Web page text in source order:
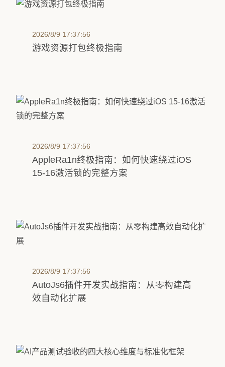
2026/8/9 17:37:56
游戏资源打包终极指南
2026/8/9 17:37:56
AppleRa1n终极指南：如何快速绕过iOS
15-16激活锁的完整方案
2026/8/9 17:37:56
AutoJs6插件开发实战指南：从零构建高
效自动化扩展